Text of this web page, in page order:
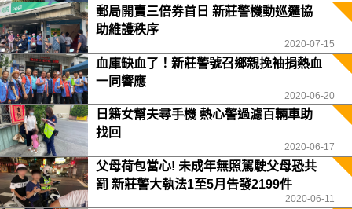
郵局開賣三倍券首日 新莊警機動巡邏協
助維護秩序
2020-07-15
血庫缺血了！新莊警號召鄉親挽袖捐熱血
一同響應
2020-06-20
日籍女幫夫尋手機 熱心警過濾百輛車助
找回
2020-06-17
父母荷包當心! 未成年無照駕駛父母恐共
罰 新莊警大執法1至5月告發2199件
2020-06-11